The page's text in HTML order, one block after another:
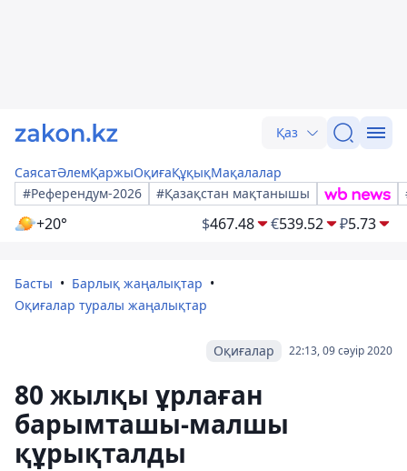
Қаз
СаясатӘлемҚаржыОқиғаҚұқықМақалалар
#Референдум-2026
#Қазақстан мақтанышы
+20° $467.48 €539.52 ₽5.73
Басты
Барлық жаңалықтар
Оқиғалар туралы жаңалықтар
22:13, 09 сәуір 2020
Оқиғалар
80 жылқы ұрлаған
барымташы-малшы
құрықталды